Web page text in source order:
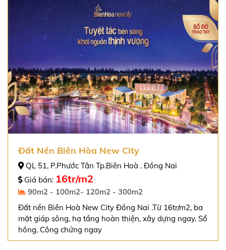
Đất Nền Biên Hòa New City
QL 51, P.Phước Tân Tp.Biên Hoà . Đồng Nai
Giá bán: 16tr/m2
90m2 - 100m2- 120m2 - 300m2
Đất nền Biên Hoà New City Đồng Nai .Từ 16tr/m2, ba
mặt giáp sông, hạ tầng hoàn thiện, xây dựng ngay. Sổ
hồng, Công chứng ngay